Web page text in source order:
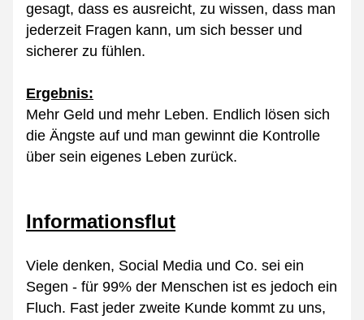
gesagt, dass es ausreicht, zu wissen, dass man
jederzeit Fragen kann, um sich besser und
sicherer zu fühlen.
Ergebnis:
Mehr Geld und mehr Leben. Endlich lösen sich
die Ängste auf und man gewinnt die Kontrolle
über sein eigenes Leben zurück.
Informationsflut
Viele denken, Social Media und Co. sei ein
Segen - für 99% der Menschen ist es jedoch ein
Fluch. Fast jeder zweite Kunde kommt zu uns,